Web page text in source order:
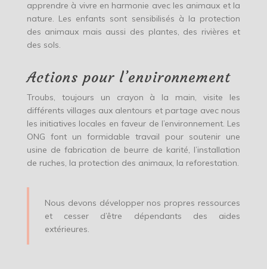
apprendre à vivre en harmonie avec les animaux et la
nature. Les enfants sont sensibilisés à la protection
des animaux mais aussi des plantes, des rivières et
des sols.
Actions pour l’environnement
Troubs, toujours un crayon à la main, visite les
différents villages aux alentours et partage avec nous
les initiatives locales en faveur de l’environnement. Les
ONG font un formidable travail pour soutenir une
usine de fabrication de beurre de karité, l’installation
de ruches, la protection des animaux, la reforestation.
Nous devons développer nos propres ressources
et cesser d’être dépendants des aides
extérieures.